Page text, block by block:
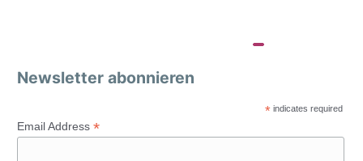
Newsletter abonnieren
* indicates required
Email Address *